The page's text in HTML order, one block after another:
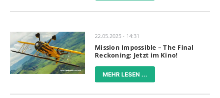
22.05.2025 - 14:31
Mission Impossible – The Final
Reckoning: Jetzt im Kino!
MEHR LESEN ...